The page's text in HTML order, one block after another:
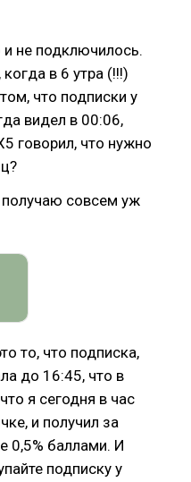
и не подключилось.
в 6 утра (!!!)
что подписки у
видел в 00:06,
говорил, что нужно
совсем уж
то, что подписка,
до 16:45, что в
я сегодня в час
и получил за
0,5% баллами. И
подписку у